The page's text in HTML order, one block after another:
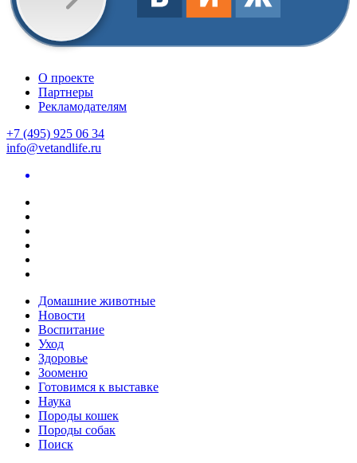
О проекте
Партнеры
Рекламодателям
+7 (495) 925 06 34
info@vetandlife.ru
Домашние животные
Новости
Воспитание
Уход
Здоровье
Зооменю
Готовимся к выставке
Наука
Породы кошек
Породы собак
Поиск